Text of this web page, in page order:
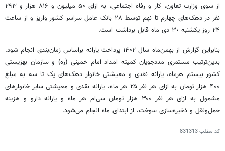
از سوی وزارت تعاون، کار و رفاه اجتماعی، به ازای ۵۰ میلیون و ۸۱۶ هزار و ۲۹۳
نفر در دهک‌های چهارم تا نهم توسط ٢٨ بانک عامل سراسر کشور واریز و از ساعت
٢۴ روز یکشنبه ٣٠ دی ماه قابل برداشت است.
بنابراین گزارش از بهمن‌ماه سال ۱۴۰۲ پرداخت یارانه براساس زمان‌بندی انجام شود.
بدین‌ترتیب مستمری مددجویان کمیته امداد امام خمینی (ره) و سازمان بهزیستی
کشور بیستم هرماه، یارانه نقدی و معیشتی خانوار دهک‌های یک تا سه به مبلغ
۴۰۰ هزار تومان به ازای هر نفر ۲۵ هر ماه، یارانه نقدی و معیشتی سایر خانوارهای
مشمول به ازای هر نفر ۳۰۰ هزار تومان سی‌ام هر ماه و یارانه دارو و هزینه
حمل‌ونقل و ذخیره‌سازی سوخت، از ابتدای ماه انجام می‌شود.
کد مطلب831313